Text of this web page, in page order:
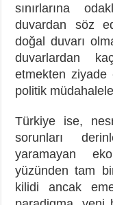
sınırlarına
duvardan söz
doğal duvarı
duvarlardan
etmekten ziyade
politik
Türkiye ise,
sorunları
yaramayan
yüzünden tam
kilidi ancak